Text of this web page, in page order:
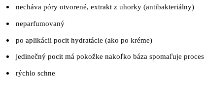
necháva póry otvorené, extrakt z uhorky (antibakteriálny)
neparfumovaný
po aplikácii pocit hydratácie (ako po kréme)
jedinečný pocit má pokožke nakoľko báza spomaľuje
rýchlo schne